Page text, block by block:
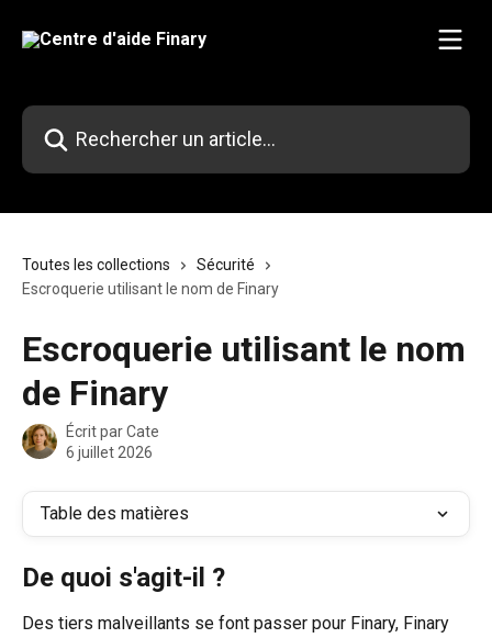
Rechercher un article...
Toutes les collections
Sécurité
Escroquerie utilisant le nom de Finary
Escroquerie utilisant le nom
de Finary
Écrit parCate
6 juillet 2026
Table des matières
De quoi s'agit-il ?
Des tiers malveillants se font passer pour Finary, Finary